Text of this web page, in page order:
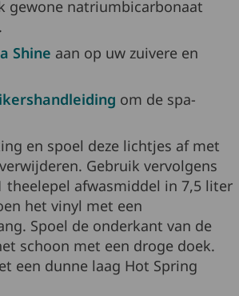
gewone natriumbicarbonaat
Shine aan op uw zuivere en
om de spa-
en spoel deze lichtjes af met
Gebruik vervolgens
theelepel afwasmiddel in 7,5 liter
het vinyl met een
Spoel de onderkant van de
schoon met een droge doek.
een dunne laag Hot Spring